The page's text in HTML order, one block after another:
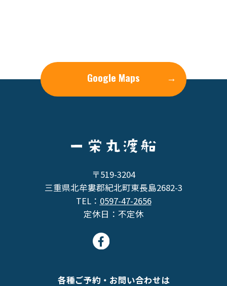
Google Maps →
〒519-3204
三重県北牟婁郡紀北町東長島2682-3
TEL： 0597-47-2656
定休日：不定休
各種ご予約・お問い合わせは